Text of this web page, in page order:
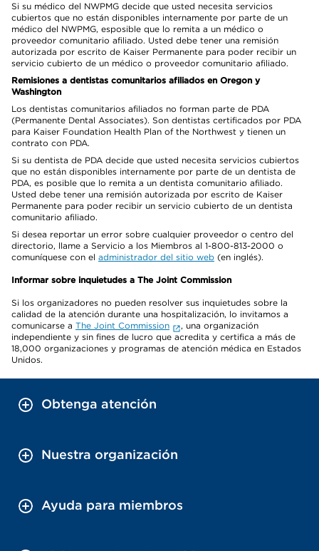
Si su médico del NWPMG decide que usted necesita servicios
cubiertos que no están disponibles internamente por parte de un
médico del NWPMG, esposible que lo remita a un médico o
proveedor comunitario afiliado. Usted debe tener una remisión
autorizada por escrito de Kaiser Permanente para poder recibir un
servicio cubierto de un médico o proveedor comunitario afiliado.
Remisiones a dentistas comunitarios afiliados en Oregon y
Washington
Los dentistas comunitarios afiliados no forman parte de PDA
(Permanente Dental Associates). Son dentistas certificados por PDA
para Kaiser Foundation Health Plan of the Northwest y tienen un
contrato con PDA.
Si su dentista de PDA decide que usted necesita servicios cubiertos
que no están disponibles internamente por parte de un dentista de
PDA, es posible que lo remita a un dentista comunitario afiliado.
Usted debe tener una remisión autorizada por escrito de Kaiser
Permanente para poder recibir un servicio cubierto de un dentista
comunitario afiliado.
Si desea reportar un error sobre cualquier proveedor o centro del
directorio, llame a Servicio a los Miembros al 1-800-813-2000 o
comuníquese con el administrador del sitio web (en inglés).
Informar sobre inquietudes a The Joint Commission
Si los organizadores no pueden resolver sus inquietudes sobre la
calidad de la atención durante una hospitalización, lo invitamos a
comunicarse a The Joint Commission
, una organización
independiente y sin fines de lucro que acredita y certifica a más de
18,000 organizaciones y programas de atención médica en Estados
Unidos.
Obtenga atención
Nuestra organización
Ayuda para miembros